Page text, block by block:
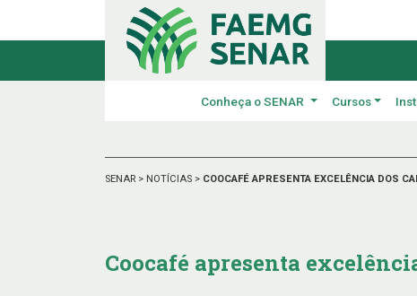
Conheça o SENAR Cursos
SENAR > NOTÍCIAS > COOCAFÉ APRESENTA EXCELÊNCIA DOS
Coocafé apresenta